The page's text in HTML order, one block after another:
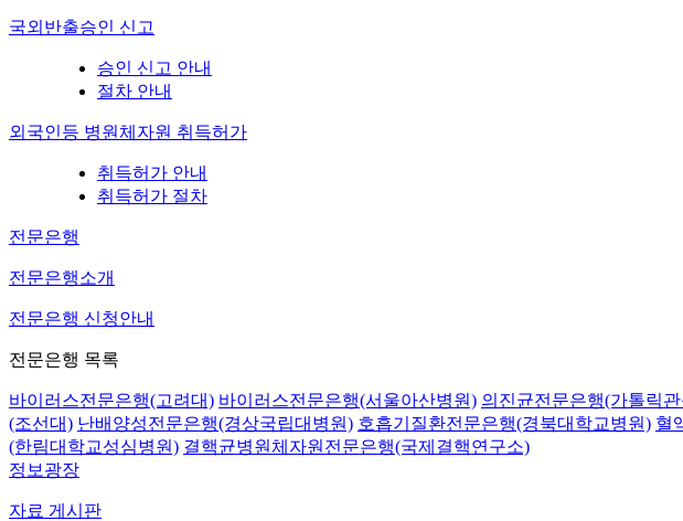
국외반출승인 신고
승인 신고 안내
절차 안내
외국인등 병원체자원 취득허가
취득허가 안내
취득허가 절차
전문은행
전문은행소개
전문은행 신청안내
전문은행 목록
바이러스전문은행(고려대) 바이러스전문은행(서울아산병원) 의진균전문은행(가톨릭
(조선대) 난배양성전문은행(경상국립대병원) 호흡기질환전문은행(경북대학교병원) 혈
(한림대학교성심병원) 결핵균병원체자원전문은행(국제결핵연구소)
정보광장
자료 게시판